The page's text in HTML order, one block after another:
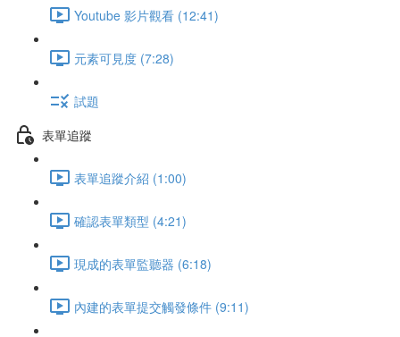
Youtube 影片觀看 (12:41)
元素可見度 (7:28)
試題
表單追蹤
表單追蹤介紹 (1:00)
確認表單類型 (4:21)
現成的表單監聽器 (6:18)
內建的表單提交觸發條件 (9:11)